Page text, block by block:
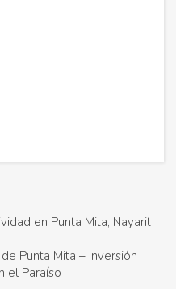
en Punta Mita, Nayarit
Punta Mita – Inversión
el Paraíso